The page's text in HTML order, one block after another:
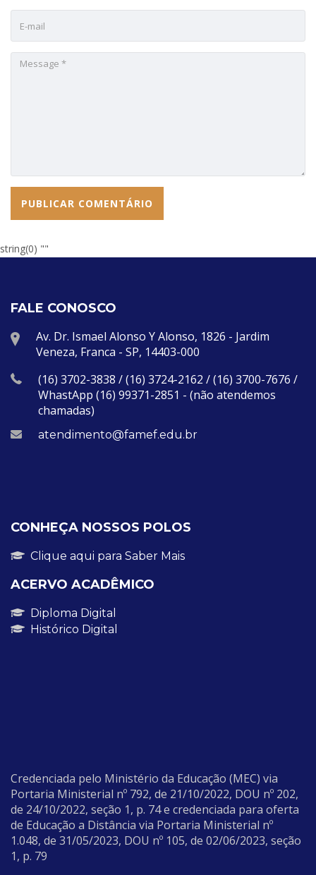
FALE CONOSCO
Av. Dr. Ismael Alonso Y Alonso, 1826 - Jardim
Veneza, Franca - SP, 14403-000
(16) 3702-3838 / (16) 3724-2162 / (16) 3700-7676 /
WhastApp (16) 99371-2851 - (não atendemos
chamadas)
atendimento@famef.edu.br
CONHEÇA NOSSOS POLOS
Clique aqui para Saber Mais
ACERVO ACADÊMICO
Diploma Digital
Histórico Digital
Credenciada pelo Ministério da Educação (MEC) via
Portaria Ministerial nº 792, de 21/10/2022, DOU nº 202,
de 24/10/2022, seção 1, p. 74 e credenciada para oferta
de Educação a Distância via Portaria Ministerial nº
1.048, de 31/05/2023, DOU nº 105, de 02/06/2023, seção
1, p. 79
string(0) ""